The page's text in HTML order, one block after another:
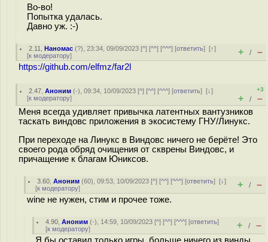
Во-во!
Попытка удалась.
Давно уж. :-)
2.11 ,Наномас (?), 23:34, 09/09/2023 [^] [^^] [^^^] [ответить][↑]
[к модератору] + / –
https://github.com/elfmz/far2l
2.47 ,Аноним (-), 09:34, 10/09/2023 [^] [^^] [^^^] [ответить][↓]
[к модератору]
+3
+ / –
Меня всегда удивляет привычка латентных вантузников
таскать виндовс приложения в экосистему ГНУ/Линукс.
При переходе на Линукс в Виндовс ничего не берёте! Это
своего рода обряд очищения от скврены Виндовс, и
причащение к благам Юниксов.
3.60 ,Аноним (60), 09:53, 10/09/2023 [^] [^^] [^^^] [ответить][↓]
[к модератору] + / –
wine не нужен, стим и прочее тоже.
4.90 ,Аноним (-), 14:59, 10/09/2023 [^] [^^] [^^^] [ответить]
[к модератору] + / –